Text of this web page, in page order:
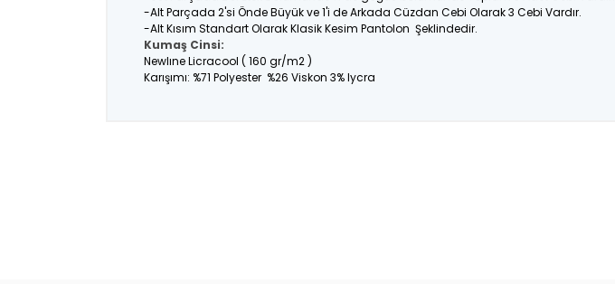
-Alt Parçada 2'si Önde Büyük ve 1'i de Arkada Cüzdan Cebi Olarak 3 Cebi Vardır.
-Alt Kısım Standart Olarak Klasik Kesim Pantolon Şeklindedir.
Kumaş Cinsi:
Newlıne Licracool ( 160 gr/m2 )
Karışımı: %71 Polyester %26 Viskon 3% lycra